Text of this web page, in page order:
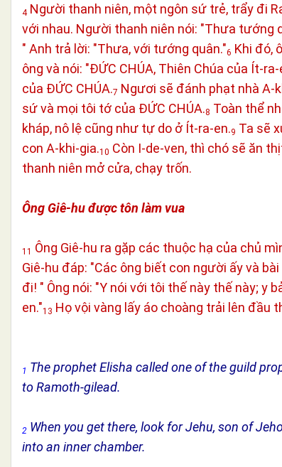
4 Người thanh niên, một ngôn sứ trẻ, trẩy đi
với nhau. Người thanh niên nói: "Thưa tướng
" Anh trả lời: "Thưa, với tướng quân."6 Khi đó,
ông và nói: "ĐỨC CHÚA, Thiên Chúa của Ít-
của ĐỨC CHÚA.7 Ngươi sẽ đánh phạt nhà A-
sứ và mọi tôi tớ của ĐỨC CHÚA.8 Toàn thể
kháp, nô lệ cũng như tự do ở Ít-ra-en.9 Ta sẽ
con A-khi-gia.10 Còn I-de-ven, thì chó sẽ ăn
thanh niên mở cửa, chạy trốn.
Ông Giê-hu được tôn làm vua
11 Ông Giê-hu ra gặp các thuộc hạ của chủ
Giê-hu đáp: "Các ông biết con người ấy và
đi! " Ông nói: "Y nói với tôi thế này thế này; y
en."13 Họ vội vàng lấy áo choàng trải lên đầu
1 The prophet Elisha called one of the guild
to Ramoth-gilead.
2 When you get there, look for Jehu, son of
into an inner chamber.